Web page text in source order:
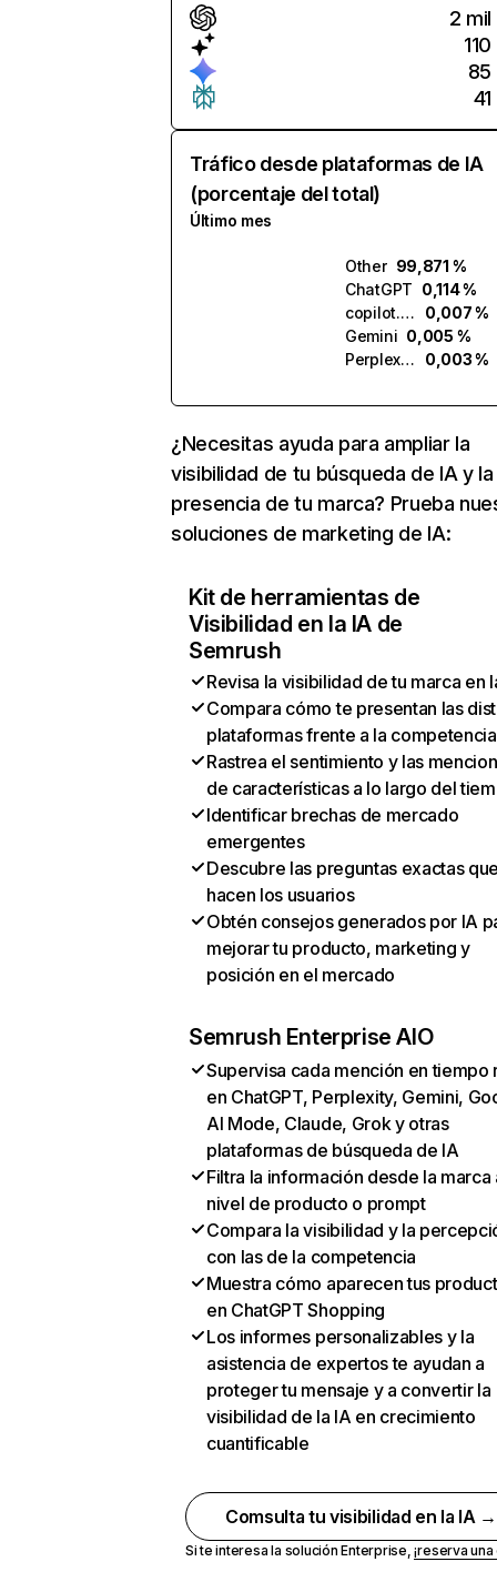
2 mil
110
85
41
Tráfico desde plataformas de IA
(porcentaje del total)
Último mes
Other 99,871 %
ChatGPT 0,114 %
copilot.microsoft.com
0,007 %
Gemini 0,005 %
Perplexity
0,003 %
¿Necesitas ayuda para ampliar la
visibilidad de tu búsqueda de IA y la
presencia de tu marca? Prueba
soluciones de marketing de IA:
Kit de herramientas de
Visibilidad en la IA de
Semrush
Revisa la visibilidad de tu marca en
Compara cómo te presentan las
plataformas frente a la competencia
Rastrea el sentimiento y las
de características a lo largo del
Identificar brechas de mercado
emergentes
Descubre las preguntas exactas
hacen los usuarios
Obtén consejos generados por IA
mejorar tu producto, marketing y
posición en el mercado
Semrush Enterprise AIO
Supervisa cada mención en tiempo
en ChatGPT, Perplexity, Gemini,
AI Mode, Claude, Grok y otras
plataformas de búsqueda de IA
Filtra la información desde la marca
nivel de producto o prompt
Compara la visibilidad y la
con las de la competencia
Muestra cómo aparecen tus
en ChatGPT Shopping
Los informes personalizables y la
asistencia de expertos te ayudan a
proteger tu mensaje y a convertir la
visibilidad de la IA en crecimiento
cuantificable
Comsulta tu visibilidad en la IA →
Si te interesa la solución Enterprise,¡reserva